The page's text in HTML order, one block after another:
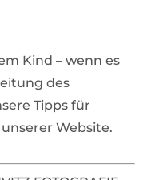
Kind – wenn es
des
Tipps für
Website.